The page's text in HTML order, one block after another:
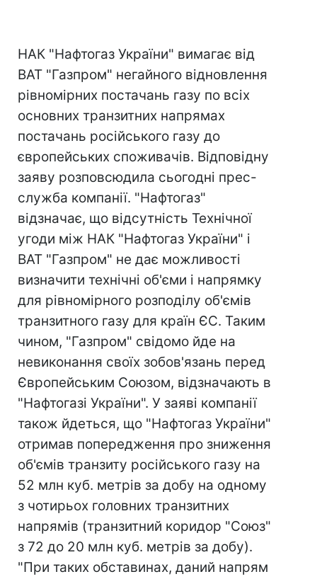
НАК "Нафтогаз України" вимагає від
ВАТ "Газпром" негайного відновлення
рівномірних постачань газу по всіх
основних транзитних напрямах
постачань російського газу до
європейських споживачів. Відповідну
заяву розповсюдила сьогодні прес-
служба компанії. "Нафтогаз"
відзначає, що відсутність Технічної
угоди між НАК "Нафтогаз України" і
ВАТ "Газпром" не дає можливості
визначити технічні об'єми і напрямку
для рівномірного розподілу об'ємів
транзитного газу для країн ЄС. Таким
чином, "Газпром" свідомо йде на
невиконання своїх зобов'язань перед
Європейським Союзом, відзначають в
"Нафтогазі України". У заяві компанії
також йдеться, що "Нафтогаз України"
отримав попередження про зниження
об'ємів транзиту російського газу на
52 млн куб. метрів за добу на одному
з чотирьох головних транзитних
напрямів (транзитний коридор "Союз"
з 72 до 20 млн куб. метрів за добу).
"При таких обставинах, даний напрям